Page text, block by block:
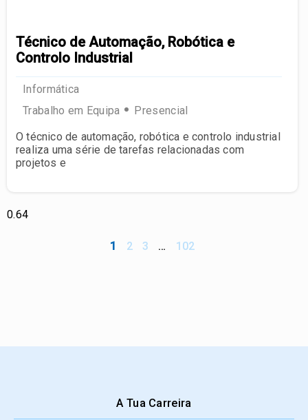
Técnico de Automação, Robótica e
Controlo Industrial
Informática
Trabalho em Equipa
Presencial
O técnico de automação, robótica e controlo industrial
realiza uma série de tarefas relacionadas com
projetos e
1 2 3 … 102
A Tua Carreira